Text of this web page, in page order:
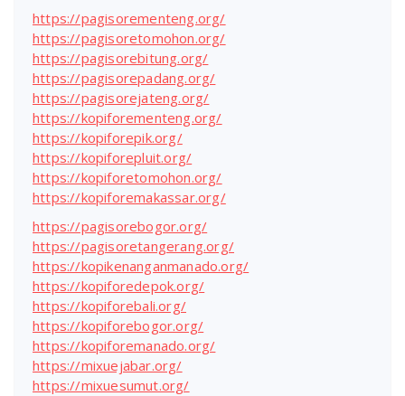
https://pagisorementeng.org/
https://pagisoretomohon.org/
https://pagisorebitung.org/
https://pagisorepadang.org/
https://pagisorejateng.org/
https://kopiforementeng.org/
https://kopiforepik.org/
https://kopiforepluit.org/
https://kopiforetomohon.org/
https://kopiforemakassar.org/
https://pagisorebogor.org/
https://pagisoretangerang.org/
https://kopikenanganmanado.org/
https://kopiforedepok.org/
https://kopiforebali.org/
https://kopiforebogor.org/
https://kopiforemanado.org/
https://mixuejabar.org/
https://mixuesumut.org/